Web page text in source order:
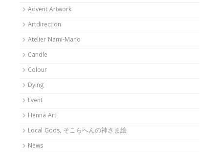
Advent Artwork
Artdirection
Atelier Nami-Mano
Candle
Colour
Dying
Event
Henna Art
Local Gods, そこらへんの神さま絵
News